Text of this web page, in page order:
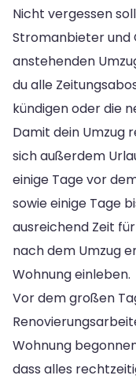
Nicht vergessen
Stromanbieter und
anstehenden
du alle
kündigen oder die
Damit dein Umzug
sich außerdem
einige Tage vor
sowie einige Tage
ausreichend Zeit
nach dem Umzug
Wohnung einleben.
Vor dem großen
Wohnung
dass alles